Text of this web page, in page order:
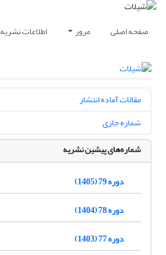
صفحه اصلی مرور اطلاعات نشریه
مقالات آماده انتشار
شماره جاری
شماره‌های پیشین نشریه
دوره 79 (1405)
دوره 78 (1404)
دوره 77 (1403)